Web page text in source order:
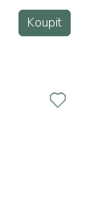
Koupit